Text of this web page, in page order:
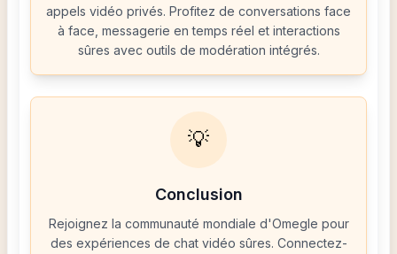
appels vidéo privés. Profitez de conversations face
à face, messagerie en temps réel et interactions
sûres avec outils de modération intégrés.
💡
Conclusion
Rejoignez la communauté mondiale d'Omegle pour
des expériences de chat vidéo sûres. Connectez-